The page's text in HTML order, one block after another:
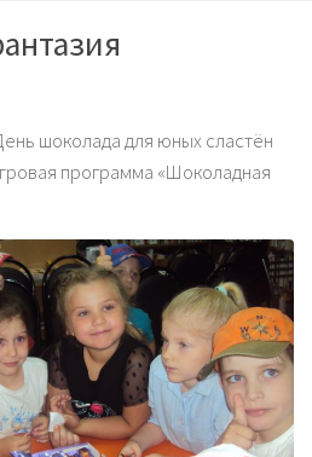
шоколада для юных сластён
программа «Шоколадная